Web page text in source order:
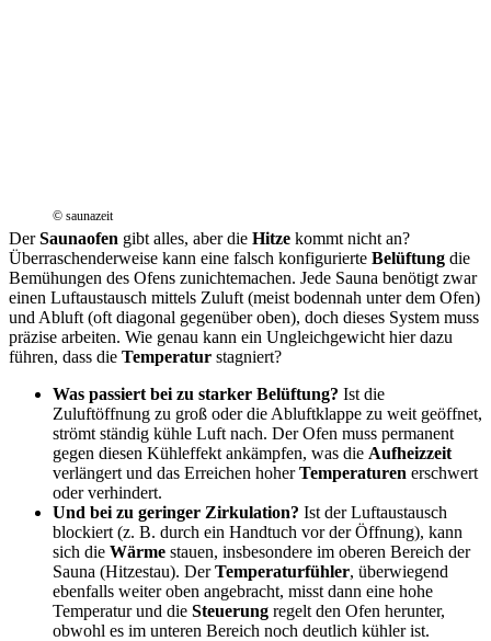
© saunazeit
DerSaunaofen gibt alles, aber die Hitze kommt nicht an?
Überraschenderweise kann eine falsch konfigurierte Belüftung die
Bemühungen des Ofens zunichtemachen. Jede Sauna benötigt zwar
einen Luftaustausch mittels Zuluft (meist bodennah unter dem Ofen)
und Abluft (oft diagonal gegenüber oben), doch dieses System muss
präzise arbeiten. Wie genau kann ein Ungleichgewicht hier dazu
führen, dass die Temperatur stagniert?
Was passiert bei zu starker Belüftung? Ist die
Zuluftöffnung zu groß oder die Abluftklappe zu weit geöffnet,
strömt ständig kühle Luft nach. Der Ofen muss permanent
gegen diesen Kühleffekt ankämpfen, was die Aufheizzeit
verlängert und das Erreichen hoherTemperaturen erschwert
oder verhindert.
Und bei zu geringer Zirkulation? Ist der Luftaustausch
blockiert (z. B. durch ein Handtuch vor der Öffnung), kann
sich die Wärme stauen, insbesondere im oberen Bereich der
Sauna (Hitzestau). DerTemperaturfühler, überwiegend
ebenfalls weiter oben angebracht, misst dann eine hohe
Temperatur und die Steuerung regelt den Ofen herunter,
obwohl es im unteren Bereich noch deutlich kühler ist.